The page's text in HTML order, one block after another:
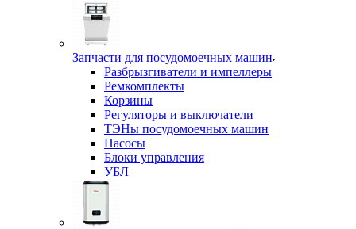
Запчасти для посудомоечных машин
Разбрызгиватели и импеллеры
Ремкомплекты
Корзины
Регуляторы и выключатели
ТЭНы посудомоечных машин
Насосы
Блоки управления
УБЛ